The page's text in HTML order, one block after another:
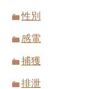
性別
感電
捕獲
排泄